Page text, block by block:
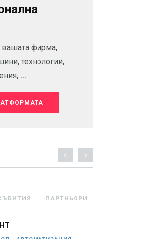
вашата фирма,
технологии,
...
ПАРТНЬОРИ